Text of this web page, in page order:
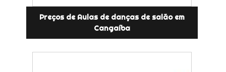
Preços de Aulas de danças de salão em
Cangaíba